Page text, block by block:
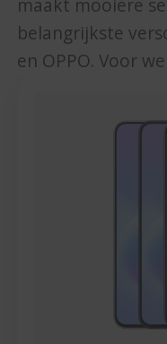
maakt mooiere
belangrijkste
en OPPO. Voor